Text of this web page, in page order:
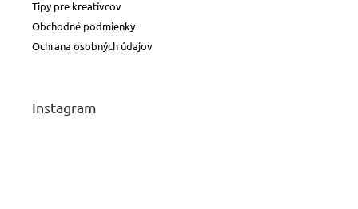
Tipy pre kreatívcov
Obchodné podmienky
Ochrana osobných údajov
Instagram